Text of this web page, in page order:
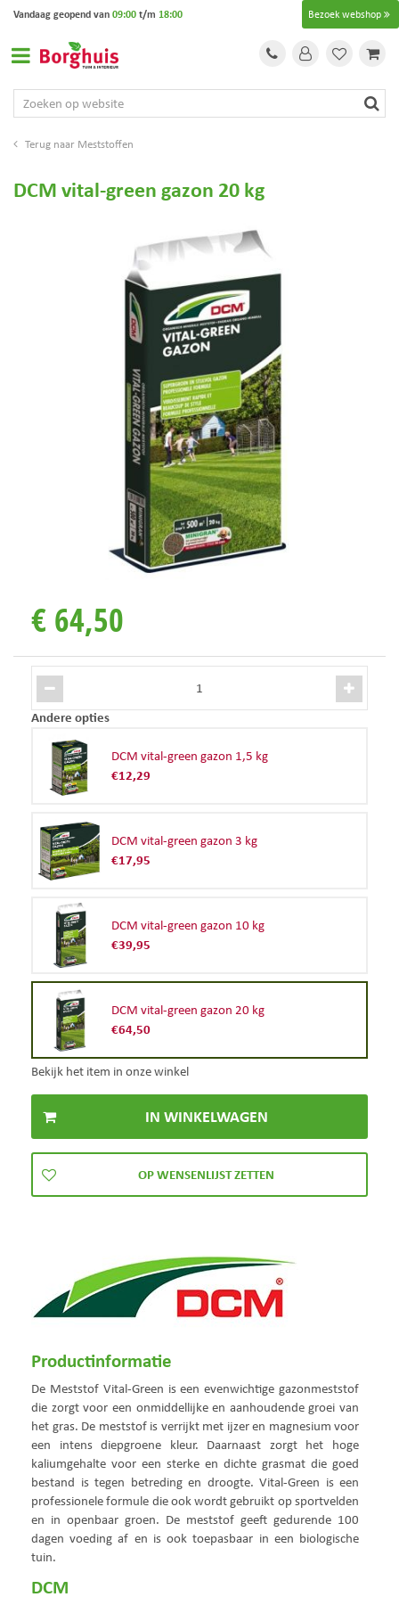
Meststoffen
Bezoek webshop
Vandaag geopend van09:00t/m 18:00
DCM vital-green gazon 20 kg
€ 64,50
Andere opties
DCM vital-green gazon 1,5 kg
€12,29
DCM vital-green gazon 3 kg
€17,95
DCM vital-green gazon 10 kg
€39,95
DCM vital-green gazon 20 kg
€64,50
Bekijk het item in onze winkel
Productinformatie
De Meststof Vital-Green is een evenwichtige gazonmeststof
die zorgt voor een onmiddellijke en aanhoudende groei van
het gras. De meststof is verrijkt met ijzer en magnesium voor
een intens diepgroene kleur. Daarnaast zorgt het hoge
kaliumgehalte voor een sterke en dichte grasmat die goed
bestand is tegen betreding en droogte. Vital-Green is een
professionele formule die ook wordt gebruikt op sportvelden
en in openbaar groen. De meststof geeft gedurende 100
dagen voeding af en is ook toepasbaar in een biologische
tuin.
DCM